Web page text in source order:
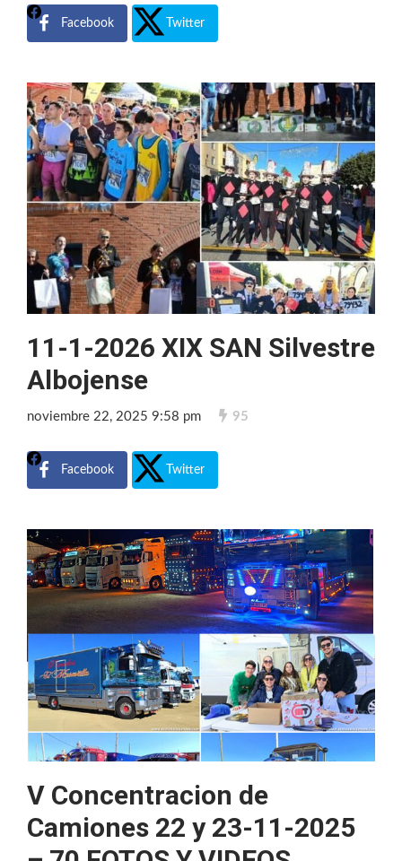
Facebook Twitter
11-1-2026 XIX SAN Silvestre
Albojense
noviembre 22, 2025 9:58 pm 95
Facebook Twitter
V Concentracion de
Camiones 22 y 23-11-2025